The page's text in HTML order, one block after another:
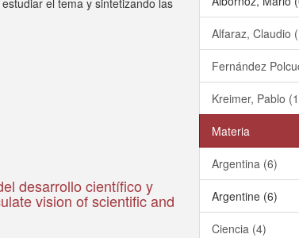
el tema y sintetizando las
desarrollo científico y
vision of scientific and
Alfaraz, Claudio
Fernández
Kreimer, Pablo
Materia
Argentina (6)
Argentine (6)
Ciencia (4)